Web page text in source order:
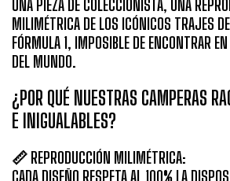
UNA PIEZA DE COLECCIONISTA, UNA
MILIMÉTRICA DE LOS ICÓNICOS TRAJES
FÓRMULA 1, IMPOSIBLE DE ENCONTRAR
DEL MUNDO.
¿POR QUÉ NUESTRAS CAMPERAS
E INIGUALABLES?
📏 REPRODUCCIÓN MILIMÉTRICA:
CADA DISEÑO RESPETA AL 100% LA